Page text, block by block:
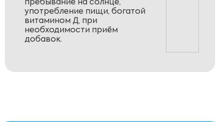
пребывание на солнце,
употребление пищи, богатой
витамином Д, при
необходимости приём
добавок.